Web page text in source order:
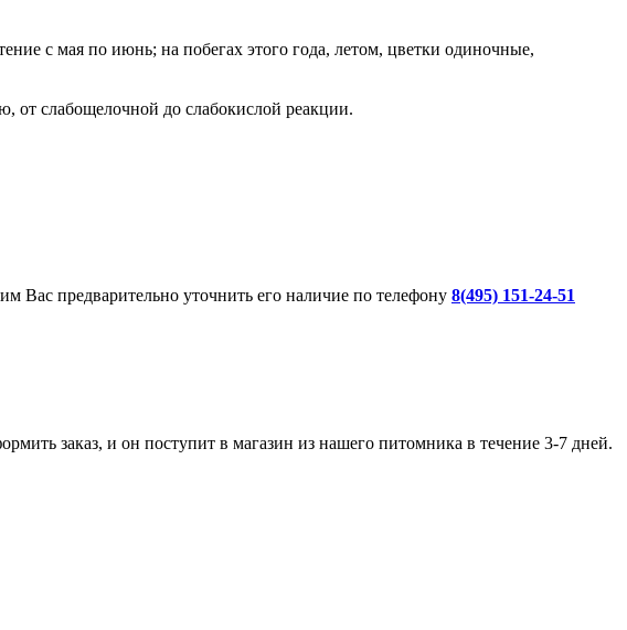
с мая по июнь; на побегах этого года, летом, цветки одиночные,
от слабощелочной до слабокислой реакции.
Вас предварительно уточнить его наличие по телефону 8(495) 151-24-51
заказ, и он поступит в магазин из нашего питомника в течение 3-7 дней.